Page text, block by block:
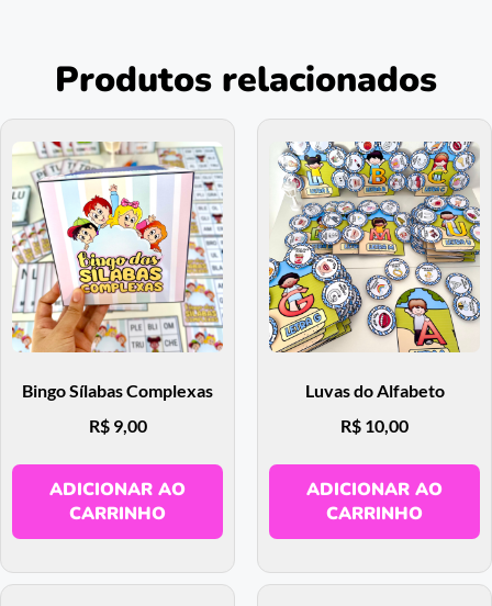
Produtos relacionados
Bingo Sílabas Complexas
R$9,00
ADICIONAR AO
CARRINHO
Luvas do Alfabeto
R$ 10,00
ADICIONAR AO
CARRINHO